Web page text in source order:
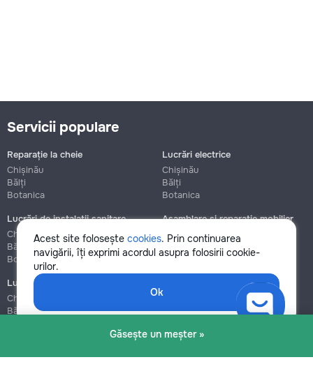
Găsește un meșter »
Acest site folosește cookies. Prin continuarea
navigării, îți exprimi acordul asupra folosirii cookie-
urilor.
Ok
Servicii populare
Reparație la cheie
Chișinău
Bălți
Botanica
Lucrări electrice
Chișinău
Bălți
Botanica
Lucrări de instalații sanitare
Chișinău
Bălți
Botanica
Asamblare și reparație mobilier
Chișinău
Botanica
Lucrări de construcție și instalare
Chișinău
Bălți